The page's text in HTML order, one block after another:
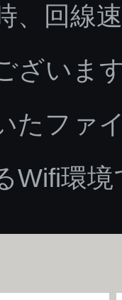
、回線
ざいま
たファ
Wifi環